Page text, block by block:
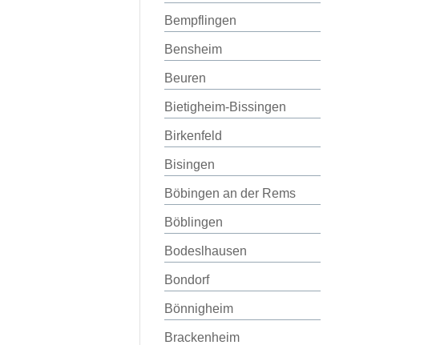
Bempflingen
Bensheim
Beuren
Bietigheim-Bissingen
Birkenfeld
Bisingen
Böbingen an der Rems
Böblingen
Bodeslhausen
Bondorf
Bönnigheim
Brackenheim